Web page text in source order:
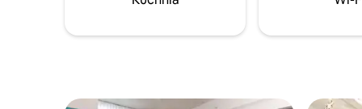
i relaksującego pobytu. Droga jest
samochód 4x4, a Uber działa dobrze.